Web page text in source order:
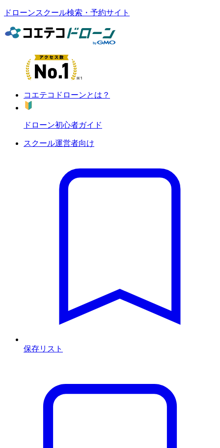
ドローンスクール検索・予約サイト
コエテコドローンとは？
ドローン初心者ガイド
スクール運営者向け
保存リスト